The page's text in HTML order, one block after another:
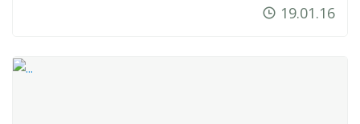
19.01.16